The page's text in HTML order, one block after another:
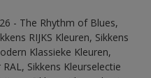
- The Rhythm of Blues,
RIJKS Kleuren, Sikkens
Klassieke Kleuren,
Sikkens Kleurselectie